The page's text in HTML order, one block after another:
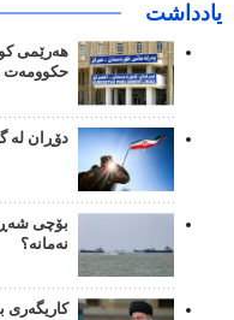
یادداشت
حکوومەت
دۆڕان لە
بۆچی
نەمانە؟
کاریگەری